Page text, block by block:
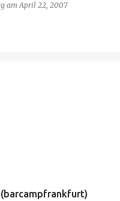
amApril 22, 2007
(barcampfrankfurt)